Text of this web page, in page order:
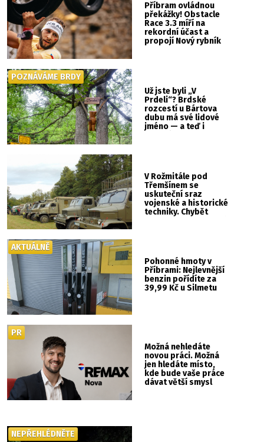
Příbram ovládnou
překážky! Obstacle
Race 3.3 míří na
rekordní účast a
propojí Nový rybník
Už jste byli „V
Prdeli“? Brdské
rozcestí u Bártova
dubu má své lidové
jméno — a teď i
POZNÁVÁME BRDY
V Rožmitále pod
Třemšínem se
uskuteční sraz
vojenské a historické
techniky. Chybět
Pohonné hmoty v
Příbrami: Nejlevnější
benzin pořídíte za
39,99 Kč u Silmetu
AKTUÁLNĚ
Možná nehledáte
novou práci. Možná
jen hledáte místo,
kde bude vaše práce
dávat větší smysl
PR
NEPŘEHLÉDNĚTE